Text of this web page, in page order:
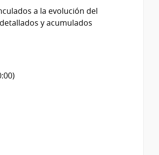
a la evolución del
y acumulados